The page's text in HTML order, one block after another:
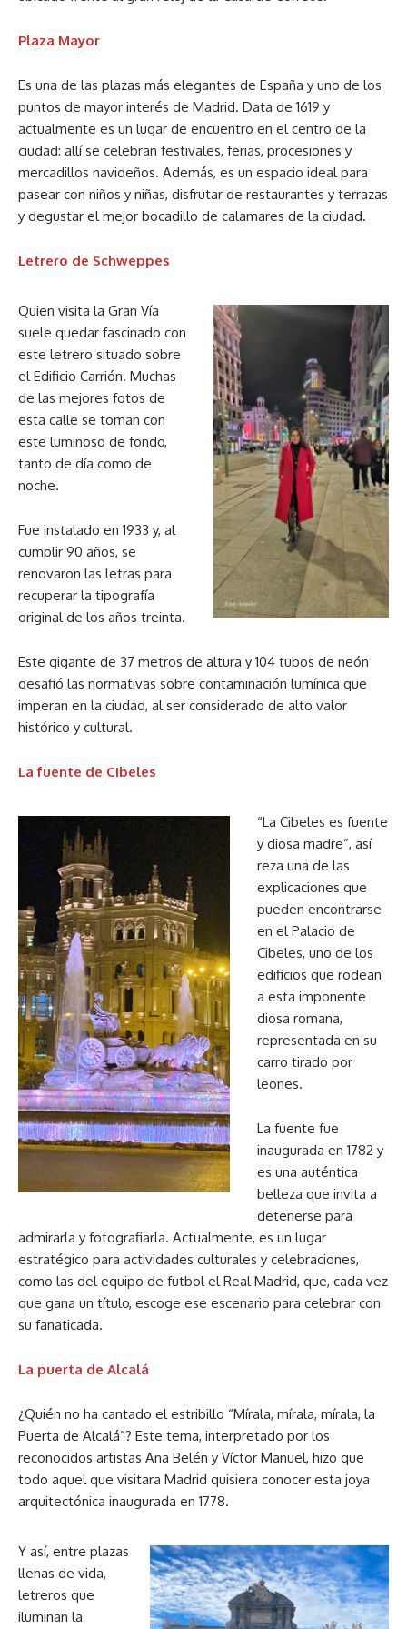
Plaza Mayor
Es una de las plazas más elegantes de España y uno de los
puntos de mayor interés de Madrid. Data de 1619 y
actualmente es un lugar de encuentro en el centro de la
ciudad: allí se celebran festivales, ferias, procesiones y
mercadillos navideños. Además, es un espacio ideal para
pasear con niños y niñas, disfrutar de restaurantes y terrazas
y degustar el mejor bocadillo de calamares de la ciudad.
Letrero de Schweppes
Quien visita la Gran Vía
suele quedar fascinado con
este letrero situado sobre
el Edificio Carrión. Muchas
de las mejores fotos de
esta calle se toman con
este luminoso de fondo,
tanto de día como de
noche.
Fue instalado en 1933 y, al
cumplir 90 años, se
renovaron las letras para
recuperar la tipografía
original de los años treinta.
Este gigante de 37 metros de altura y 104 tubos de neón
desafió las normativas sobre contaminación lumínica que
imperan en la ciudad, al ser considerado de alto valor
histórico y cultural.
La fuente de Cibeles
“La Cibeles es fuente
y diosa madre”, así
reza una de las
explicaciones que
pueden encontrarse
en el Palacio de
Cibeles, uno de los
edificios que rodean
a esta imponente
diosa romana,
representada en su
carro tirado por
leones.
La fuente fue
inaugurada en 1782 y
es una auténtica
belleza que invita a
detenerse para
admirarla y fotografiarla. Actualmente, es un lugar
estratégico para actividades culturales y celebraciones,
como las del equipo de futbol el Real Madrid, que, cada vez
que gana un título, escoge ese escenario para celebrar con
su fanaticada.
La puerta de Alcalá
¿Quién no ha cantado el estribillo “Mírala, mírala, mírala, la
Puerta de Alcalá”? Este tema, interpretado por los
reconocidos artistas Ana Belén y Víctor Manuel, hizo que
todo aquel que visitara Madrid quisiera conocer esta joya
arquitectónica inaugurada en 1778.
Y así, entre plazas
llenas de vida,
letreros que
iluminan la